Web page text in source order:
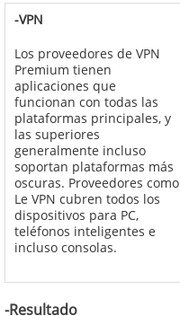
-VPN
Los proveedores de VPN
Premium tienen
aplicaciones que
funcionan con todas las
plataformas principales, y
las superiores
generalmente incluso
soportan plataformas más
oscuras. Proveedores como
Le VPN cubren todos los
dispositivos para PC,
teléfonos inteligentes e
incluso consolas.
-Resultado